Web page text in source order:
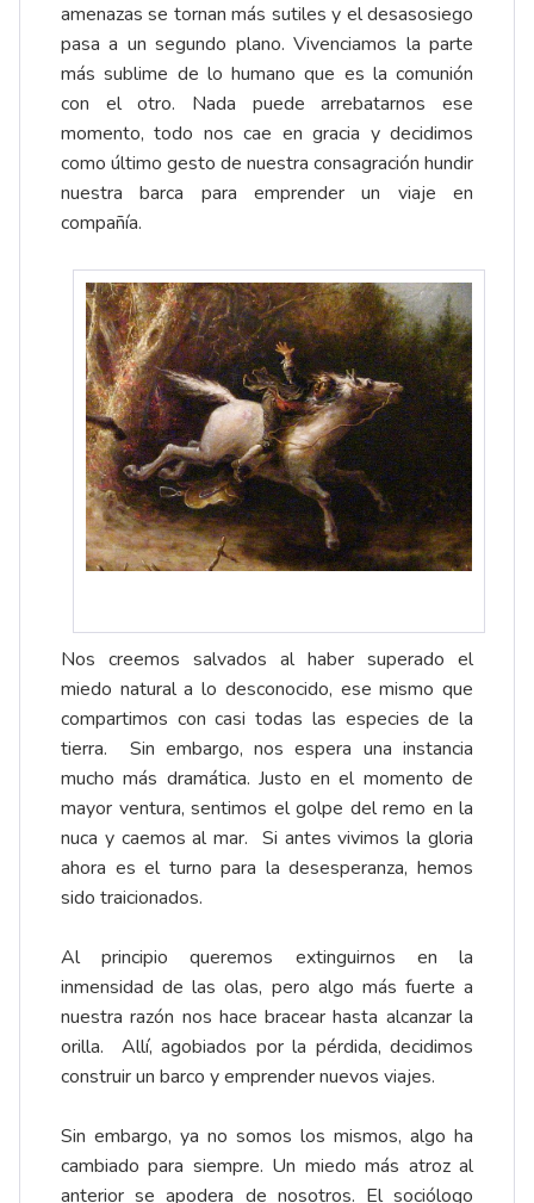
amenazas se tornan más sutiles y el desasosiego
pasa a un segundo plano. Vivenciamos la parte
más sublime de lo humano que es la comunión
con el otro. Nada puede arrebatarnos ese
momento, todo nos cae en gracia y decidimos
como último gesto de nuestra consagración hundir
nuestra barca para emprender un viaje en
compañía.
Nos creemos salvados al haber superado el
miedo natural a lo desconocido, ese mismo que
compartimos con casi todas las especies de la
tierra. Sin embargo, nos espera una instancia
mucho más dramática. Justo en el momento de
mayor ventura, sentimos el golpe del remo en la
nuca y caemos al mar. Si antes vivimos la gloria
ahora es el turno para la desesperanza, hemos
sido traicionados.
Al principio queremos extinguirnos en la
inmensidad de las olas, pero algo más fuerte a
nuestra razón nos hace bracear hasta alcanzar la
orilla. Allí, agobiados por la pérdida, decidimos
construir un barco y emprender nuevos viajes.
Sin embargo, ya no somos los mismos, algo ha
cambiado para siempre. Un miedo más atroz al
anterior se apodera de nosotros. El sociólogo